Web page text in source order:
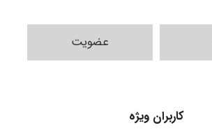
عضویت
کاربران ویژه